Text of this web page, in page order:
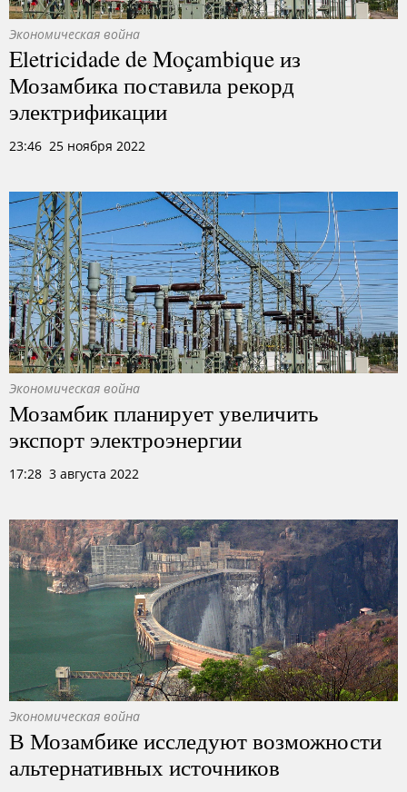
Экономическая война
Eletricidade de Moçambique из
Мозамбика поставила рекорд
электрификации
23:46 25 ноября 2022
Экономическая война
Мозамбик планирует увеличить
экспорт электроэнергии
17:28 3 августа 2022
Экономическая война
В Мозамбике исследуют возможности
альтернативных источников